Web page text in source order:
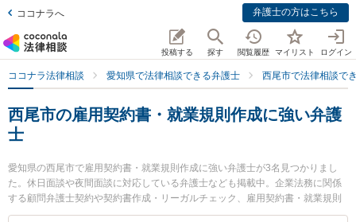
ココナラへ 弁護士の方はこちら
投稿する 探す 閲覧履歴 マイリスト ログイン
ココナラ法律相談 愛知県で法律相談できる弁護士 西尾市で法律相談で
西尾市の雇用契約書・就業規則作成に強い弁護
士
愛知県の西尾市で雇用契約書・就業規則作成に強い弁護士が3名見つかりまし
た。休日面談や夜間面談に対応している弁護士なども掲載中。企業法務に関係
する顧問弁護士契約や契約書作成・リーガルチェック、雇用契約書・就業規則
作成等の細かな分野での絞り込み検索もでき便利です。特に弁護士法人坂田法